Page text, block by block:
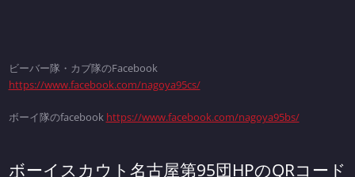
ビーバー隊・カブ隊のFacebook
https://www.facebook.com/nagoya95cs/
ボーイ隊のfacebook https://www.facebook.com/nagoya95bs/
ボーイスカウト名古屋第95団HPのQRコード